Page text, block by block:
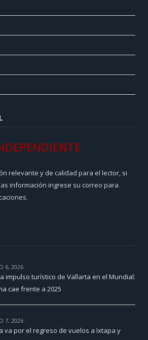
relevante y de calidad para el lector, si
información ingrese su correo para
6, 2026
impulso turístico de Vallarta en el Mundial:
cae frente a 2025
7, 2026
va por el regreso de vuelos a Ixtapa y